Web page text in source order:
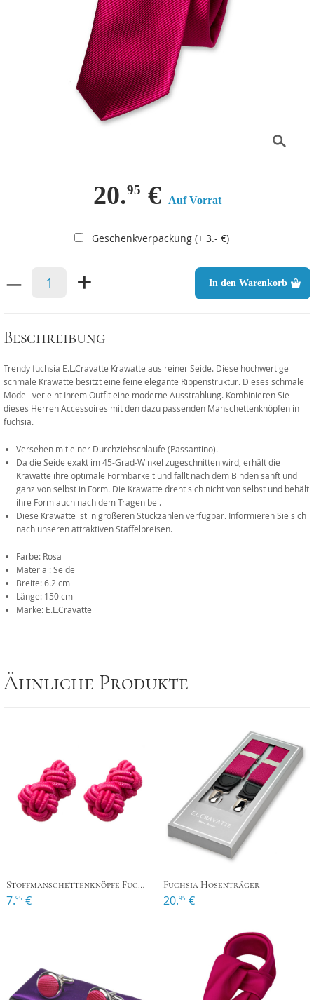
20.95 € Auf Vorrat
Geschenkverpackung (+ 3.- €)
– + In den Warenkorb
Beschreibung
Trendy fuchsia E.L.Cravatte Krawatte aus reiner Seide. Diese hochwertige
schmale Krawatte besitzt eine feine elegante Rippenstruktur. Dieses schmale
Modell verleiht Ihrem Outfit eine moderne Ausstrahlung. Kombinieren Sie
dieses Herren Accessoires mit den dazu passenden Manschettenknöpfen in
fuchsia.
Versehen mit einer Durchziehschlaufe (Passantino).
Da die Seide exakt im 45-Grad-Winkel zugeschnitten wird, erhält die
Krawatte ihre optimale Formbarkeit und fällt nach dem Binden sanft und
ganz von selbst in Form. Die Krawatte dreht sich nicht von selbst und behält
ihre Form auch nach dem Tragen bei.
Diese Krawatte ist in größeren Stückzahlen verfügbar. Informieren Sie sich
nach unseren attraktiven Staffelpreisen.
Farbe: Rosa
Material: Seide
Breite: 6.2 cm
Länge: 150 cm
Marke: E.L.Cravatte
Ähnliche Produkte
Stoffmanschettenknöpfe Fuchsia-Rosa
7.95 €
Fuchsia Hosenträger
20.95 €